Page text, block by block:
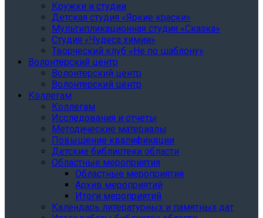
Кружки и студии
Детская студия «Яркие краски»
Мультипликационная студия «Сказка»
Студия «Чудеса химии»
Творческий клуб «Не по шаблону»
Волонтерский центр
Волонтерский центр
Волонтерский центр
Коллегам
Коллегам
Исследования и отчеты
Методические материалы
Повышение квалификации
Детские библиотеки области
Областные мероприятия
Областные мероприятия
Архив мероприятий
Итоги мероприятий
Календарь литературных и памятных дат